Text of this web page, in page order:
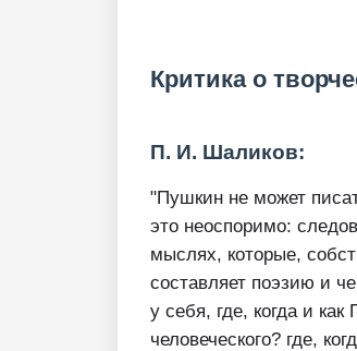
Критика о
П. И. Шаликов:
"Пушкин не может
это неоспоримо:
мыслях, которые,
составляет поэзию и
у себя, где, когда и
человеческого? где,